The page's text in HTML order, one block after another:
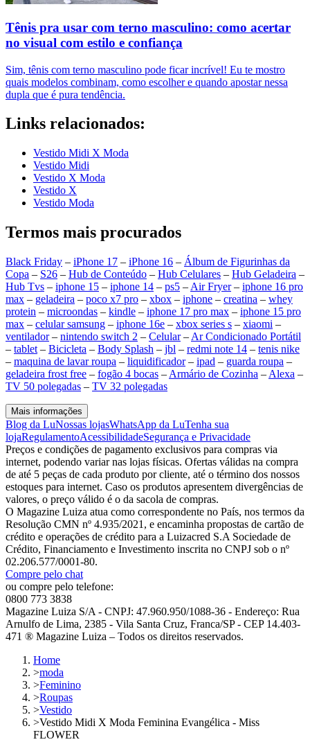
Tênis pra usar com terno masculino: como acertar
no visual com estilo e confiança
Sim, tênis com terno masculino pode ficar incrível! Eu te mostro
quais modelos combinam, como escolher e quando apostar nessa
dupla que é pura tendência.
Links relacionados:
Vestido Midi X Moda
Vestido Midi
Vestido X Moda
Vestido X
Vestido Moda
Termos mais procurados
Black Friday – iPhone 17 – iPhone 16 – Álbum de Figurinhas da
Copa – S26 – Hub de Conteúdo – Hub Celulares – Hub Geladeira –
Hub Tvs – iphone 15 – iphone 14 – ps5 – Air Fryer– iphone 16 pro
max – geladeira – poco x7 pro – xbox – iphone – creatina – whey
protein – microondas – kindle – iphone 17 pro max – iphone 15 pro
max – celular samsung – iphone 16e – xbox series s – xiaomi –
ventilador– nintendo switch 2 – Celular– Ar Condicionado Portátil
– tablet – Bicicleta – Body Splash – jbl – redmi note 14 – tenis nike
– maquina de lavar roupa – liquidificador– ipad – guarda roupa –
geladeira frost free – fogão 4 bocas – Armário de Cozinha – Alexa –
TV 50 polegadas – TV 32 polegadas
Mais informações
Blog da LuNossas lojasWhatsApp da LuTenha sua
lojaRegulamentoAcessibilidadeSegurança e Privacidade
Preços e condições de pagamento exclusivos para compras via
internet, podendo variar nas lojas físicas. Ofertas válidas na compra
de até 5 peças de cada produto por cliente, até o término dos nossos
estoques para internet. Caso os produtos apresentem divergências de
valores, o preço válido é o da sacola de compras.
O Magazine Luiza atua como correspondente no País, nos termos da
Resolução CMN nº 4.935/2021, e encaminha propostas de cartão de
crédito e operações de crédito para a Luizacred S.A Sociedade de
Crédito, Financiamento e Investimento inscrita no CNPJ sob o nº
02.206.577/0001-80.
Compre pelo chat
ou compre pelo telefone:
0800 773 3838
Magazine Luiza S/A - CNPJ: 47.960.950/1088-36 - Endereço: Rua
Arnulfo de Lima, 2385 - Vila Santa Cruz, Franca/SP - CEP 14.403-
471 ® Magazine Luiza – Todos os direitos reservados.
Home
>moda
>Feminino
>Roupas
>Vestido
>Vestido Midi X Moda Feminina Evangélica - Miss
FLOWER